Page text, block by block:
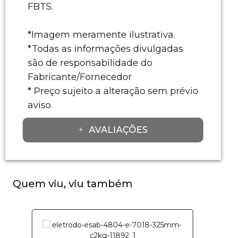
FBTS.
*Imagem meramente ilustrativa.
*Todas as informações divulgadas
são de responsabilidade do
Fabricante/Fornecedor
* Preço sujeito a alteração sem prévio
aviso.
AVALIAÇÕES
Quem viu, viu também